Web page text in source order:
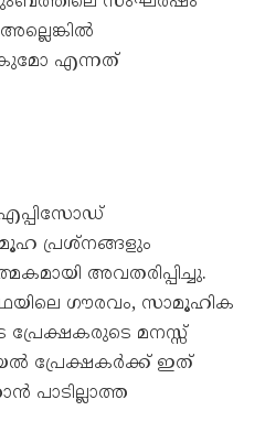
എന്നത്
പ്രശ്നങ്ങളും
അവതരിപ്പിച്ചു.
ഗൗരവം, സാമൂഹിക
പ്രേക്ഷകരുടെ മനസ്സ്
പ്രേക്ഷകർക്ക് ഇത്
പാടില്ലാത്ത